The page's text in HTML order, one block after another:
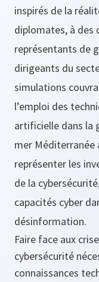
inspirés de la
diplomates, à des
représentants de
dirigeants du
simulations
l’emploi des
artificielle dans la
mer Méditerranée
représenter les
de la
capacités cyber
désinformation.
Faire face aux
cybersécurité
connaissances